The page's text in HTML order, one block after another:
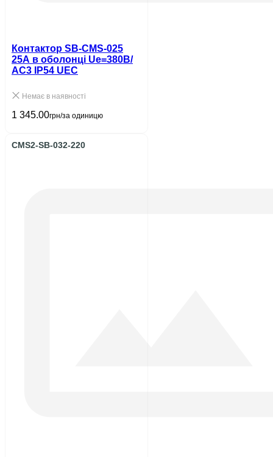
Контактор SB-CMS-025
25A в оболонці Ue=380В/
АС3 IP54 UEC
Немає в наявності
1 345.00грн/за одиницю
CMS2-SB-032-220